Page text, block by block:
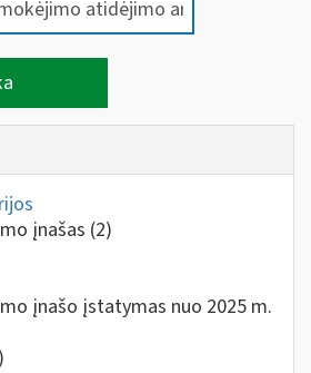
įnašas (2)
įnašo įstatymas nuo 2025 m.